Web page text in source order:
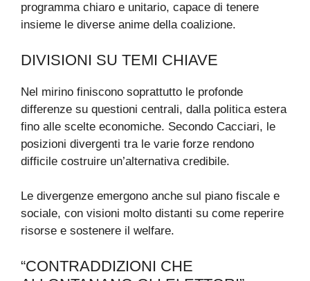
programma chiaro e unitario, capace di tenere
insieme le diverse anime della coalizione.
DIVISIONI SU TEMI CHIAVE
Nel mirino finiscono soprattutto le profonde
differenze su questioni centrali, dalla politica estera
fino alle scelte economiche. Secondo Cacciari, le
posizioni divergenti tra le varie forze rendono
difficile costruire un’alternativa credibile.
Le divergenze emergono anche sul piano fiscale e
sociale, con visioni molto distanti su come reperire
risorse e sostenere il welfare.
“CONTRADDIZIONI CHE